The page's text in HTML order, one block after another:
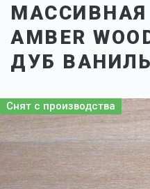
AMBER
ДУБ ВАНИЛЬ
Чем больше площадь,
тем НИЖЕ ЦЕНА
Снят с производства